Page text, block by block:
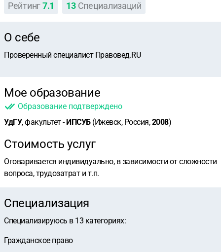
7.1
Рейтинг 13 Специализаций
О себе
Проверенный специалист Правовед.RU
Мое образование
Образование подтверждено
УдГУ, факультет -ИПСУБ(Ижевск, Россия,2008)
Стоимость услуг
Оговаривается индивидуально, в зависимости от сложности
вопроса, трудозатрат и т.п.
Специализация
Специализируюсь в 13 категориях:
Гражданское право